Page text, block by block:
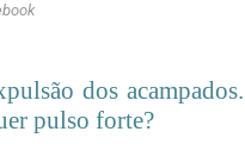
dos acampados.
pulso forte?